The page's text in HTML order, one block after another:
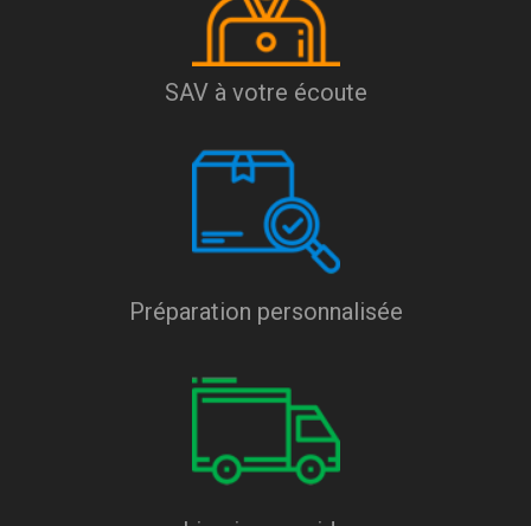
SAV à votre écoute
Préparation personnalisée